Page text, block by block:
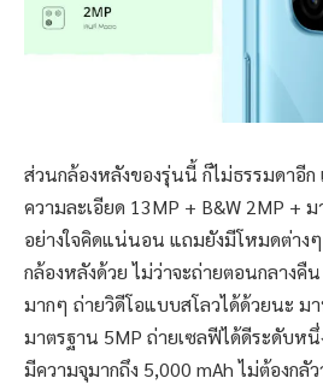
ส่วนกล้องหลังของรุ่นนี้ ก็ไม่ธรรมดาอีก
ความละเอียด 13MP + B&W 2MP +
อย่างใจคิดแน่นอน แถมยังมีโหมดต่างๆ
กล้องหลังด้วย ไม่ว่าจะถ่ายตอนกลางคื
มากๆ ถ่ายวิดีโอแบบสโลวได้ด้วยนะ ม
มาตรฐาน 5MP ถ่ายเซลฟีได้ดีระดับห
มีความจุมากถึง 5,000 mAh ไม่ต้องกลั